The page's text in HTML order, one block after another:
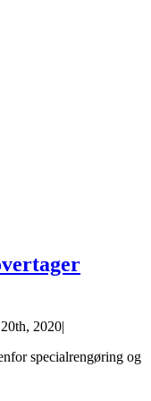
2020|
specialrengøring og